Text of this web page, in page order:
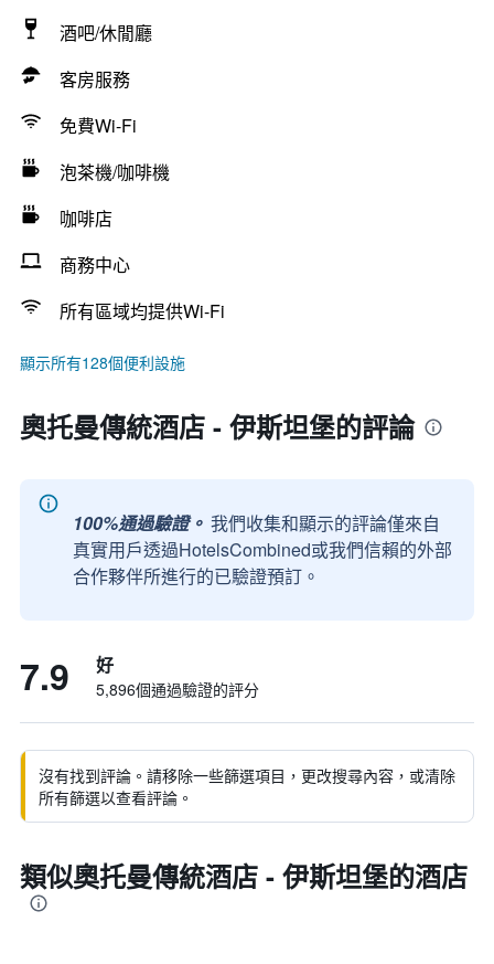
酒吧/休閒廳
客房服務
免費Wi-Fi
泡茶機/咖啡機
咖啡店
商務中心
所有區域均提供Wi-Fi
顯示所有128個便利設施
奧托曼傳統酒店 - 伊斯坦堡的評論
100%通過驗證。 我們收集和顯示的評論僅來自
真實用戶透過HotelsCombined或我們信賴的外部
合作夥伴所進行的已驗證預訂。
7.9 好
5,896個通過驗證的評分
沒有找到評論。請移除一些篩選項目，更改搜尋內容，或清除
所有篩選以查看評論。
類似奧托曼傳統酒店 - 伊斯坦堡的酒店